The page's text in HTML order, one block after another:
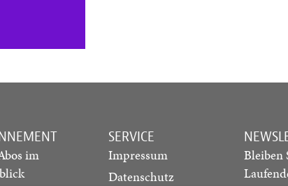
im
SERVICE
Impressum
Datenschutz
Bleiben